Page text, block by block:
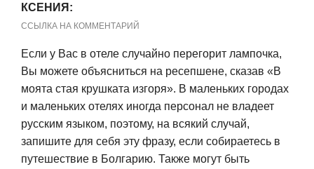
КСЕНИЯ:
ССЫЛКА НА КОММЕНТАРИЙ
Если у Вас в отеле случайно перегорит лампочка,
Вы можете объясниться на ресепшене, сказав «В
моята стая крушката изгоря». В маленьких городах
и маленьких отелях иногда персонал не владеет
русским языком, поэтому, на всякий случай,
запишите для себя эту фразу, если собираетесь в
путешествие в Болгарию. Также могут быть